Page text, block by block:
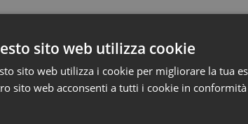
sito web utilizza cookie
sito web utilizza i cookie per migliorare la tua
sito web acconsenti a tutti i cookie in